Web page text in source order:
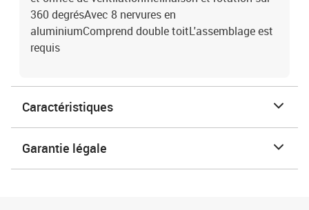
360 degrésAvec 8 nervures en
aluminiumComprend double toitL'assemblage est
requis
Caractéristiques
Garantie légale